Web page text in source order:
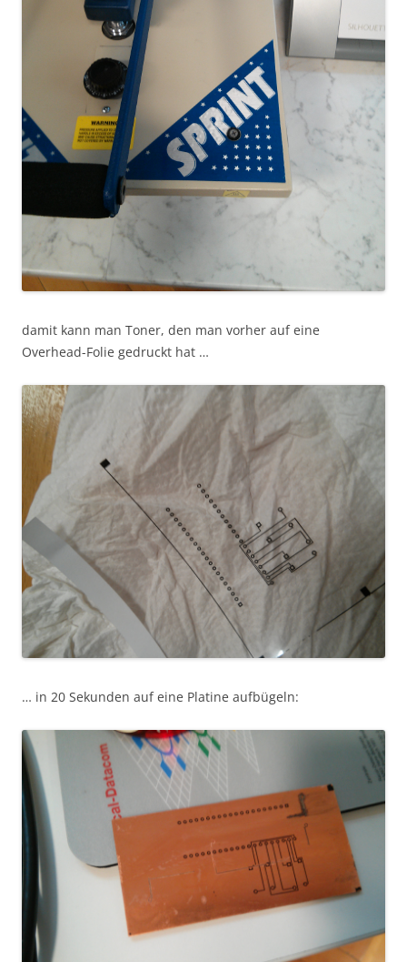
damit kann man Toner, den man vorher auf eine
Overhead-Folie gedruckt hat …
… in 20 Sekunden auf eine Platine aufbügeln: